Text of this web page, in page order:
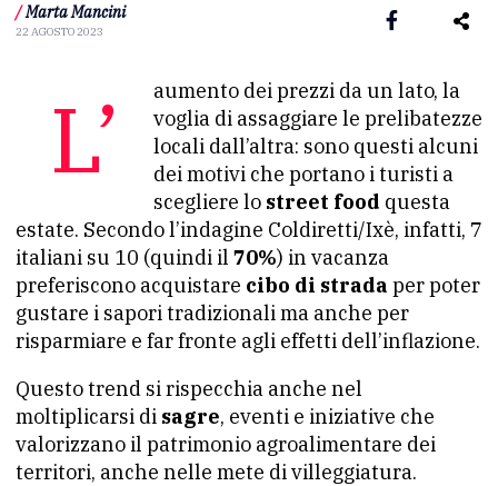
/ Marta Mancini
22 AGOSTO 2023
L’aumento dei prezzi da un lato, la
voglia di assaggiare le prelibatezze
locali dall’altra: sono questi alcuni
dei motivi che portano i turisti a
scegliere lo street food questa
estate. Secondo l’indagine Coldiretti/Ixè, infatti, 7
italiani su 10 (quindi il 70%) in vacanza
preferiscono acquistare cibo di strada per poter
gustare i sapori tradizionali ma anche per
risparmiare e far fronte agli effetti dell’inflazione.
Questo trend si rispecchia anche nel
moltiplicarsi di sagre, eventi e iniziative che
valorizzano il patrimonio agroalimentare dei
territori, anche nelle mete di villeggiatura.